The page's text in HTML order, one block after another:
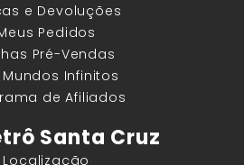
e Devoluções
Pedidos
Pré-Vendas
Mundos Infinitos
de Afiliados
Santa Cruz
Localização